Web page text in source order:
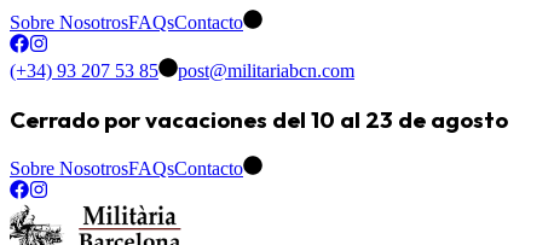
Sobre NosotrosFAQsContacto
(+34) 93 207 53 85 post@militariabcn.com
Cerrado por vacaciones del 10 al 23 de agosto
Sobre NosotrosFAQsContacto